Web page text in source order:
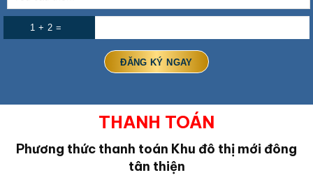
1 + 2 =
THANH TOÁN
Phương thức thanh toán Khu đô thị mới đông
tân thiện